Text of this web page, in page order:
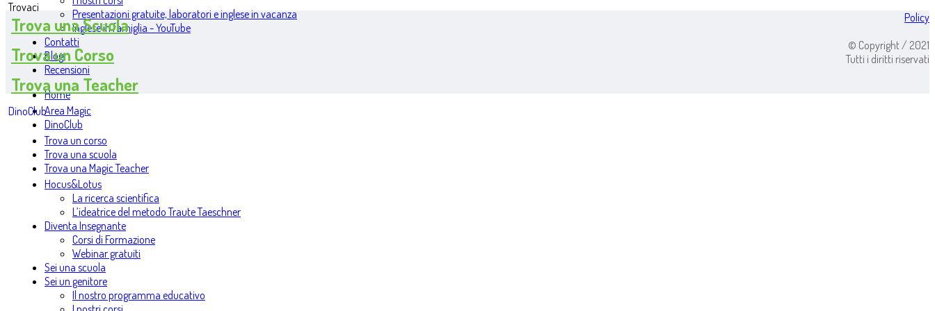
Presentazioni gratuite, laboratori e inglese in vacanza
Inglese in famiglia - YouTube
Contatti
Blog
Recensioni
Home
Area Magic
DinoClub
Trova un corso
Trova una scuola
Trova una Magic Teacher
Hocus&Lotus
La ricerca scientifica
L’ideatrice del metodo Traute Taeschner
Diventa Insegnante
Corsi di Formazione
Webinar gratuiti
Sei una scuola
Sei un genitore
Il nostro programma educativo
Trovaci
Trova una Scuola
Trova un Corso
Trova una Teacher
DinoClub
Policy
© Copyright / 2021
Tutti i diritti riservati